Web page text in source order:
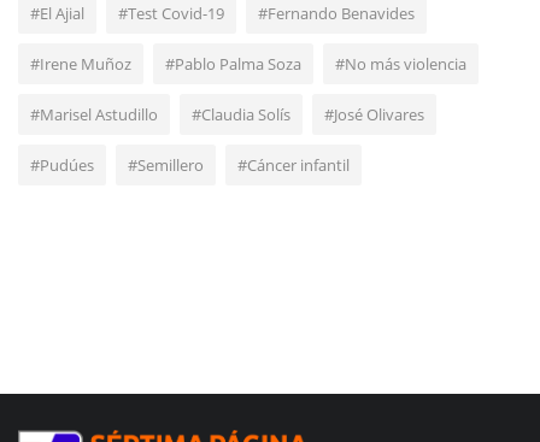
#El Ajial #Test Covid-19 #Fernando Benavides
#Irene Muñoz #Pablo Palma Soza #No más violencia
#Marisel Astudillo #Claudia Solís #José Olivares
#Pudúes #Semillero #Cáncer infantil